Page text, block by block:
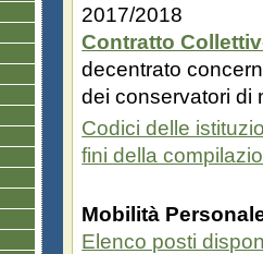
2017/2018
Contratto
decentrato
dei conservatori di
Codici delle
fini della
Mobilità
Elenco posti